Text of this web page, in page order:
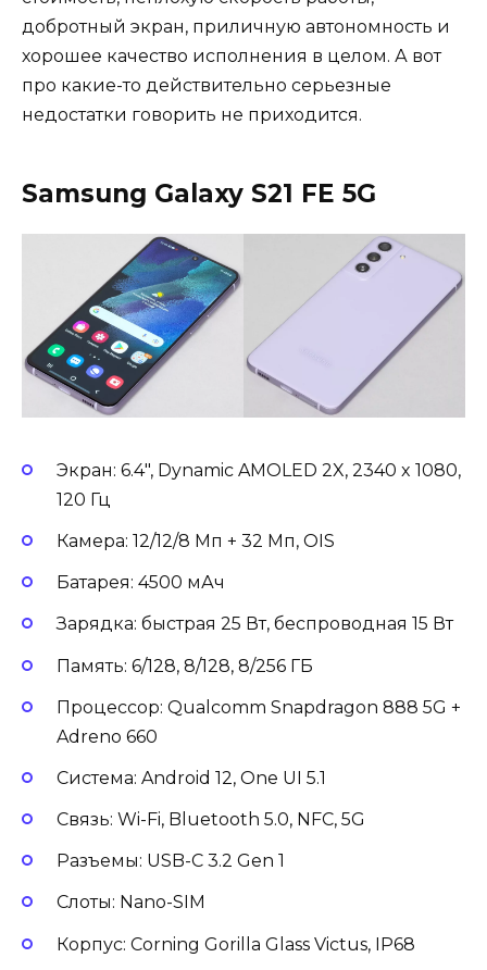
добротный экран, приличную автономность и
хорошее качество исполнения в целом. А вот
про какие-то действительно серьезные
недостатки говорить не приходится.
Samsung Galaxy S21 FE 5G
Экран: 6.4″, Dynamic AMOLED 2X, 2340 x 1080,
120 Гц
Камера: 12/12/8 Мп + 32 Мп, OIS
Батарея: 4500 мАч
Зарядка: быстрая 25 Вт, беспроводная 15 Вт
Память: 6/128, 8/128, 8/256 ГБ
Процессор: Qualcomm Snapdragon 888 5G +
Adreno 660
Система: Android 12, One UI 5.1
Связь: Wi-Fi, Bluetooth 5.0, NFC, 5G
Разъемы: USB-С 3.2 Gen 1
Слоты: Nano-SIM
Корпус: Corning Gorilla Glass Victus, IP68